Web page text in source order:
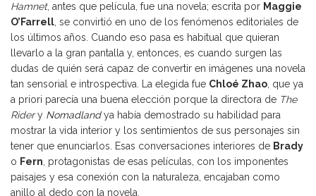
Hamnet, antes que película, fue una novela; escrita por Maggie
O’Farrell , se convirtió en uno de los fenómenos editoriales de
los últimos años. Cuando eso pasa es habitual que quieran
llevarlo a la gran pantalla y, entonces, es cuando surgen las
dudas de quién será capaz de convertir en imágenes una novela
tan sensorial e introspectiva. La elegida fue Chloé Zhao , que ya
a priori parecía una buena elección porque la directora de The
Ridery Nomadland ya había demostrado su habilidad para
mostrar la vida interior y los sentimientos de sus personajes sin
tener que enunciarlos. Esas conversaciones interiores de Brady
o Fern , protagonistas de esas películas, con los imponentes
paisajes y esa conexión con la naturaleza, encajaban como
anillo al dedo con la novela.